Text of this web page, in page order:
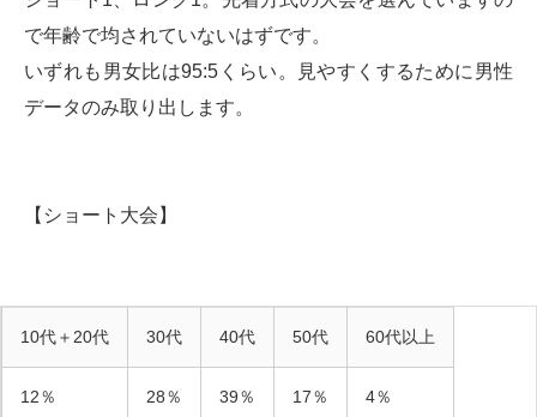
で年齢で均されていないはずです。
いずれも男女比は95:5くらい。見やすくするために男性
データのみ取り出します。
【ショート大会】
10代＋20代 30代 40代 50代 60代以上
12％ 28％ 39％ 17％ 4％